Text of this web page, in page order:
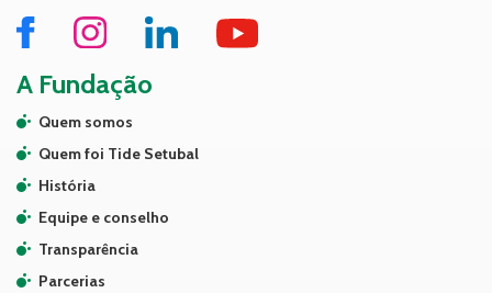
A Fundação
Quem somos
Quem foi Tide Setubal
História
Equipe e conselho
Transparência
Parcerias